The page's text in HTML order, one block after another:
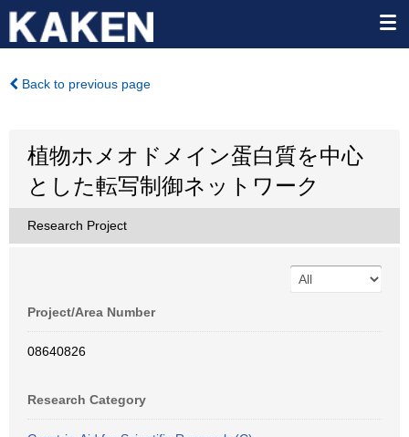
Back to previous page
植物ホメオドメイン蛋白質を中心
とした転写制御ネットワーク
Research Project
Project/Area Number
08640826
Research Category